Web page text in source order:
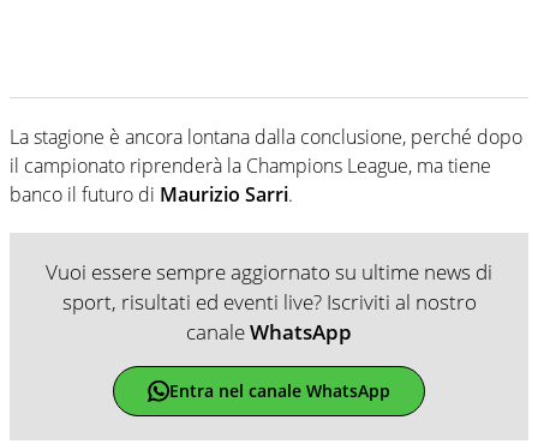
La stagione è ancora lontana dalla conclusione, perché dopo
il campionato riprenderà la Champions League, ma tiene
banco il futuro di Maurizio Sarri.
Vuoi essere sempre aggiornato su ultime news di
sport, risultati ed eventi live? Iscriviti al nostro
canaleWhatsApp
Entra nel canale WhatsApp